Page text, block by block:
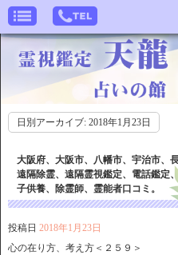
日別アーカイブ: 2018年1月23日
大阪府、大阪市、八幡市、宇治市、
遠隔除霊、遠隔霊視鑑定、電話鑑定
子供養、除霊師、霊能者口コミ。
投稿日 2018年1月23日
心の在り方、考え方＜２５９＞